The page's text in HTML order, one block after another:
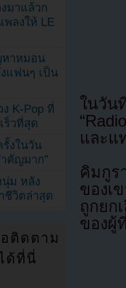
ในวัน
และแ
คิมกูร
ของเ
ถูกยก
ของผู้
มาแล้วก
พลงให้ LE
หาหมอน
แฟนๆ เป็น
K-Pop ที่
ร็วที่สุด
งในวัน
คัญมาก”
ม หลัง
ชีวิตล่าสุด
ติดตาม
ด้ที่นี่